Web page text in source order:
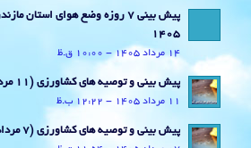
1405
14 مرداد 1405 - 10:00 ق.ظ
پیش بینی و توصیه های کشاورزی (11 مرداد ۱۴۰۵)
11 مرداد 1405 - 12:22 ب.ظ
پیش بینی و توصیه های کشاورزی (7 مرداد ۱۴۰۵)